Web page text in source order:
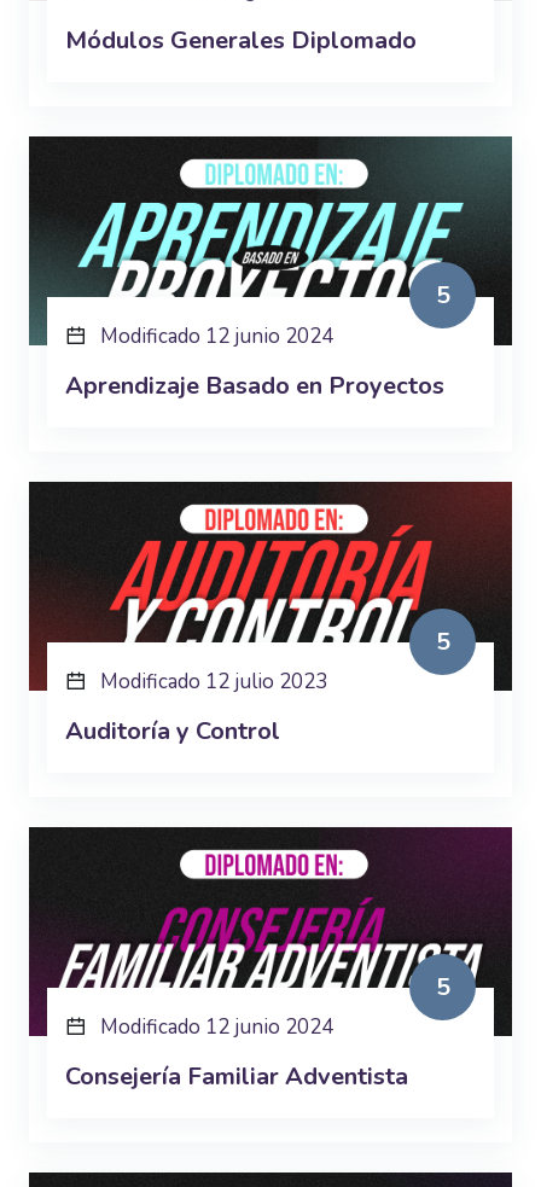
Módulos Generales Diplomado
Modificado 12 junio 2024
Aprendizaje Basado en Proyectos
5
Modificado 12 julio 2023
Auditoría y Control
5
Modificado 12 junio 2024
Consejería Familiar Adventista
5